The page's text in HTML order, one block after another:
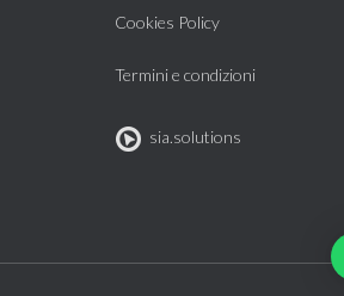
Cookies Policy
Termini e condizioni
sia.solutions